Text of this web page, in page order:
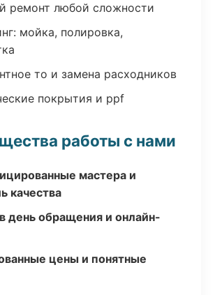
ремонт любой сложности
мойка, полировка,
то и замена расходников
покрытия и ppf
работы с нами
мастера и
качества
день обращения и онлайн-
цены и понятные